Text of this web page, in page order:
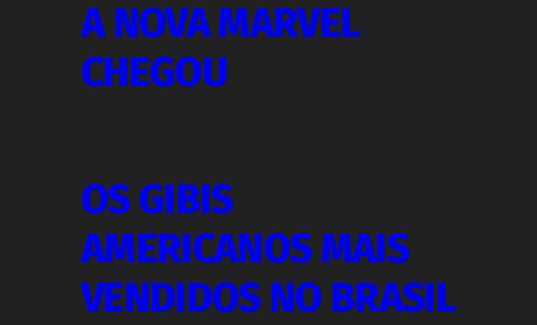
A NOVA MARVEL
CHEGOU
OS GIBIS
AMERICANOS MAIS
VENDIDOS NO BRASIL